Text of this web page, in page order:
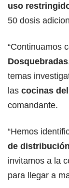
uso
50 dosis
“Continuamos
Dosquebradas
temas
las cocinas
comandante.
“Hemos
de
invitamos a la
para llegar a